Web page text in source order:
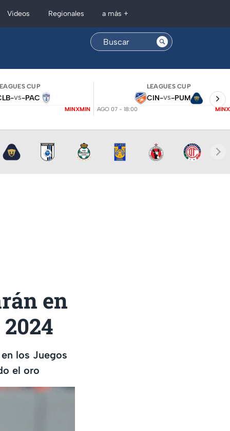
Videos Regionales a más +
CUP
-VS-PAC
MINXMIN
LEAGUES CUP
CIN-VS-PUM
AGO 07 - 18:00
en
los Juegos
el oro